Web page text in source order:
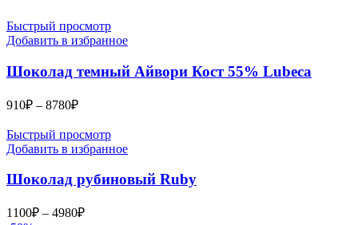
Быстрый просмотр
Добавить в избранное
Шоколад темный Айвори Кост 55% Lubeca
910₽ – 8780₽Диапазон
910₽
–
Быстрый просмотр
Добавить в избранное
Шоколад рубиновый Ruby
1100₽ – 4980₽Диапазон